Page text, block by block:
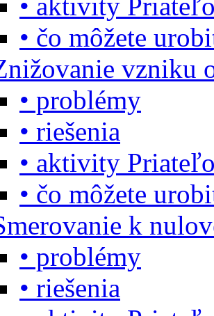
• čo môžete
vzniku
• problémy
• riešenia
• aktivity
• čo môžete
k
• problémy
• riešenia